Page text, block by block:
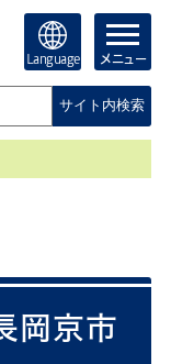
Language メニュー
サイト内検索
岡京市